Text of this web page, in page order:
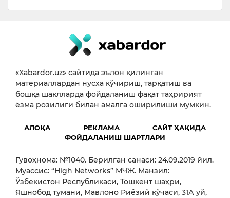
«Xabardor.uz» сайтида эълон қилинган
материаллардан нусха кўчириш, тарқатиш ва
бошқа шаклларда фойдаланиш фақат таҳририят
ёзма розилиги билан амалга оширилиши мумкин.
АЛОҚА РЕКЛАМА
САЙТ ҲАҚИДА
ФОЙДАЛАНИШ ШАРТЛАРИ
Гувоҳнома: №1040. Берилган санаси: 24.09.2019 йил.
Муассис: “High Networks” МЧЖ. Манзил:
Ўзбекистон Республикаси, Тошкент шаҳри,
Яшнобод тумани, Мавлоно Риёзий кўчаси, 31А уй,